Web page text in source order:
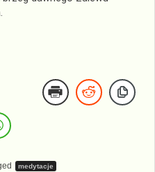
medytacje